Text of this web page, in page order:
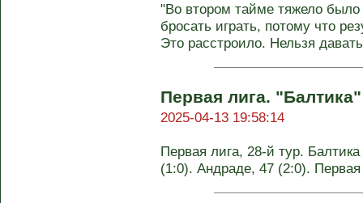
"Во втором тайме тяжело
бросать играть, потому что
Это расстроило. Нельзя
Первая лига.
2025-04-13 19:58:14
Первая лига, 28-й тур.
(1:0). Андраде, 47 (2:0). Первая